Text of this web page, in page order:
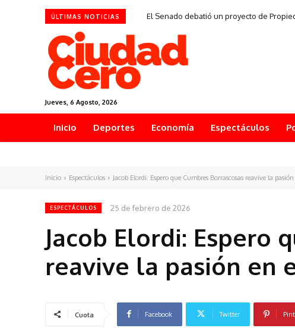
ÚLTIMAS NOTICIAS
El Senado debatió un proyecto de
Jueves, 6 Agosto, 2026
Inicio Deportes Economía Espectáculos
Inicio Espectáculos Jacob Elordi: Espero que Cumbres Borrascosas reavive la
ESPECTÁCULOS 25 de febrero de 2026
Jacob Elordi: Espero
reavive la pasión en
Cuota Facebook Twitter